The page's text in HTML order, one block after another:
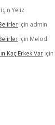
için Yeliz
için admin
için Melodi
Kaç Erkek Var için